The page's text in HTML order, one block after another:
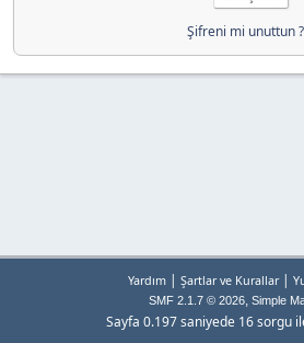
Şifreni mi unuttun ?
Yardım | Şartlar ve Kurallar|
SMF 2.1.7 © 2026, Simple
Sayfa 0.197 saniyede 16 sorgu